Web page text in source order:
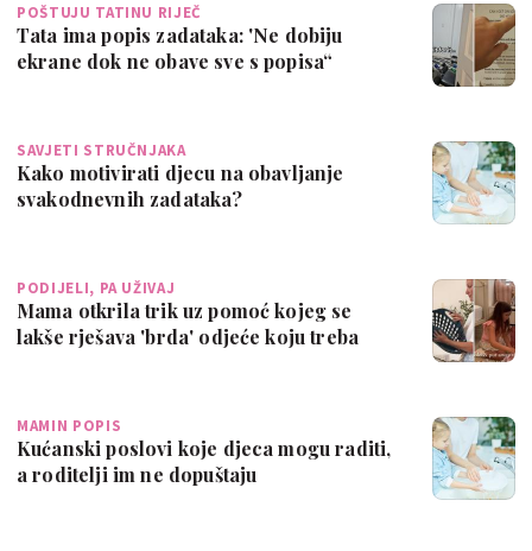
POŠTUJU TATINU RIJEČ
Tata ima popis zadataka: 'Ne dobiju
ekrane dok ne obave sve s popisa“
SAVJETI STRUČNJAKA
Kako motivirati djecu na obavljanje
svakodnevnih zadataka?
PODIJELI, PA UŽIVAJ
Mama otkrila trik uz pomoć kojeg se
lakše rješava 'brda' odjeće koju treba
MAMIN POPIS
Kućanski poslovi koje djeca mogu raditi,
a roditelji im ne dopuštaju